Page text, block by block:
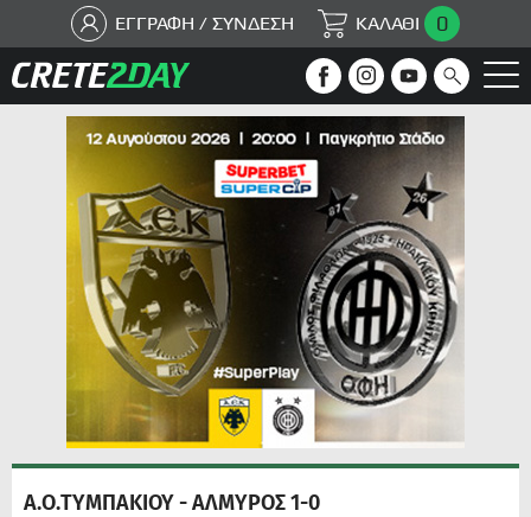
ΕΓΓΡΑΦΗ / ΣΥΝΔΕΣΗ ΚΑΛΑΘΙ 0
Α.Ο.ΤΥΜΠΑΚΙΟΥ - ΑΛΜΥΡΟΣ 1-0